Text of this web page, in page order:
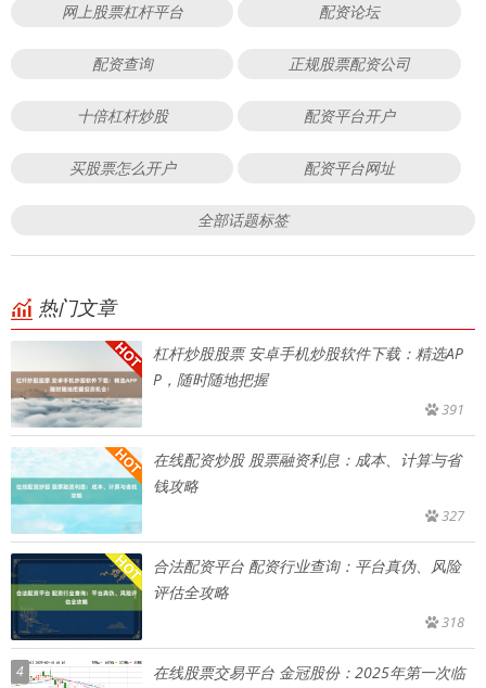
网上股票杠杆平台 配资论坛
配资查询 正规股票配资公司
十倍杠杆炒股 配资平台开户
买股票怎么开户 配资平台网址
全部话题标签
热门文章
杠杆炒股股票 安卓手机炒股软件下载：精选AP
P，随时随地把握
391
在线配资炒股 股票融资利息：成本、计算与省
钱攻略
327
合法配资平台 配资行业查询：平台真伪、风险
评估全攻略
318
4 在线股票交易平台 金冠股份：2025年第一次临